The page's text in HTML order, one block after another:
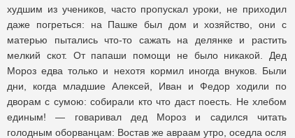
худшим из учеников, часто пропускал уроки, не приходил
даже погреться: на Пашке был дом и хозяйство, они с
матерью пытались что-то сажать на делянке и растить
мелкий скот. От папаши помощи не было никакой. Дед
Мороз едва только и нехотя кормил иногда внуков. Были
дни, когда младшие Алексей, Иван и Федор ходили по
дворам с сумою: собирали кто что даст поесть. Не хлебом
единым! — говаривал дед Мороз и садился читать
голодным оборванцам: Востав же авраам утро, оседла осля